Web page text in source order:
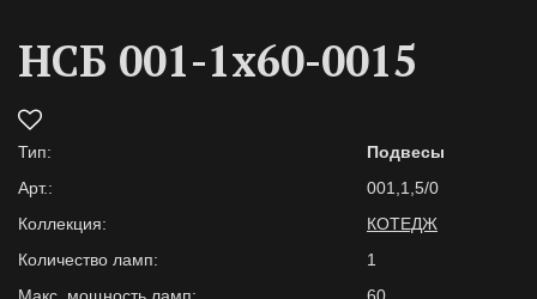
НСБ 001-1х60-0015
Тип:
Подвесы
Арт.:
001,1,5/0
Коллекция:
КОТЕДЖ
Количество ламп:
1